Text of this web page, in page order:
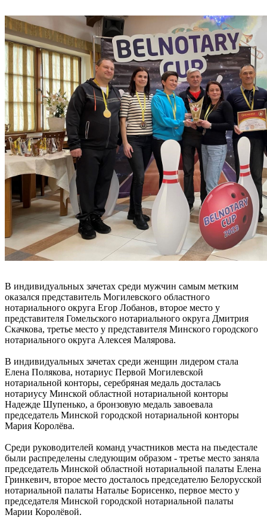
В индивидуальных зачетах среди мужчин самым метким
оказался представитель Могилевского областного
нотариального округа Егор Лобанов, второе место у
представителя Гомельского нотариального округа Дмитрия
Скачкова, третье место у представителя Минского городского
нотариального округа Алексея Малярова.
В индивидуальных зачетах среди женщин лидером стала
Елена Полякова, нотариус Первой Могилевской
нотариальной конторы, серебряная медаль досталась
нотариусу Минской областной нотариальной конторы
Надежде Шупенько, а бронзовую медаль завоевала
председатель Минской городской нотариальной конторы
Мария Королёва.
Среди руководителей команд участников места на пьедестале
были распределены следующим образом - третье место заняла
председатель Минской областной нотариальной палаты Елена
Гринкевич, второе место досталось председателю Белорусской
нотариальной палаты Наталье Борисенко, первое место у
председателя Минской городской нотариальной палаты
Марии Королёвой.